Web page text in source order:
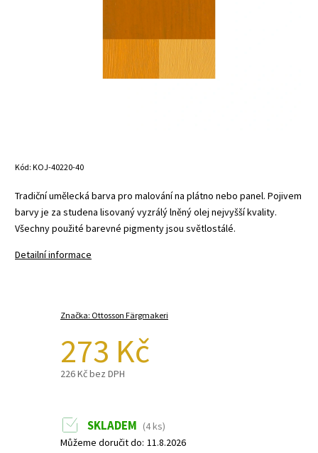
Kód: KOJ-40220-40
Tradiční umělecká barva pro malování na plátno nebo panel. Pojivem
barvy je za studena lisovaný vyzrálý lněný olej nejvyšší kvality.
Všechny použité barevné pigmenty jsou světlostálé.
Detailní informace
Značka: Ottosson Färgmakeri
273 Kč
226 Kč bez DPH
SKLADEM (4 ks)
Můžeme doručit do: 11.8.2026